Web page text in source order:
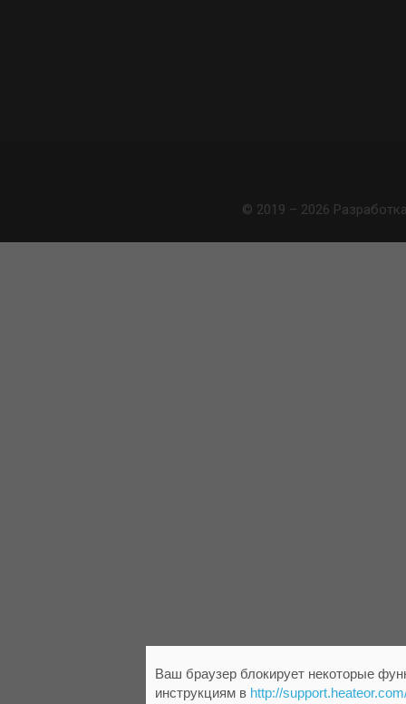
© 2019 – 2026
Ваш браузер блокирует некоторые
инструкциям в http://